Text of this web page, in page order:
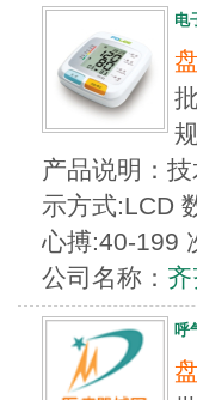
电
盘
产品说明：
示方式:LCD
心搏:40-199
公司名称：
呼
盘